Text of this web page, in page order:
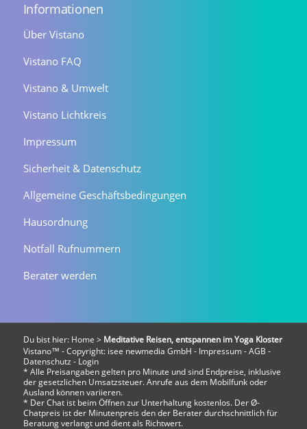
Informationen
Über Vistano
Vistano FAQ
Vistano & Umwelt
Vistano Lichtkreis
Impressum
Sicherheit & Datenschutz
Allgemeine Geschäftsbedingungen
Hausordnung
Notfall Rufnummern
Berater werden
Du bist hier: Home > Meditative Reisen, entspannen im Yoga Kloster
Vistano™ - Copyright: isee newmedia GmbH - Impressum-AGB -
Datenschutz - Login
* Alle Preisangaben gelten pro Minute und sind Endpreise, inklusive
der gesetzlichen Umsatzsteuer. Anrufe aus dem Mobilfunk oder
Ausland können variieren.
* Der Chat ist beim Öffnen zur Unterhaltung kostenlos. Der Ø-
Chatpreis ist der Minutenpreis den der Berater durchschnittlich für
Beratung verlangt und dient als Richtwert.